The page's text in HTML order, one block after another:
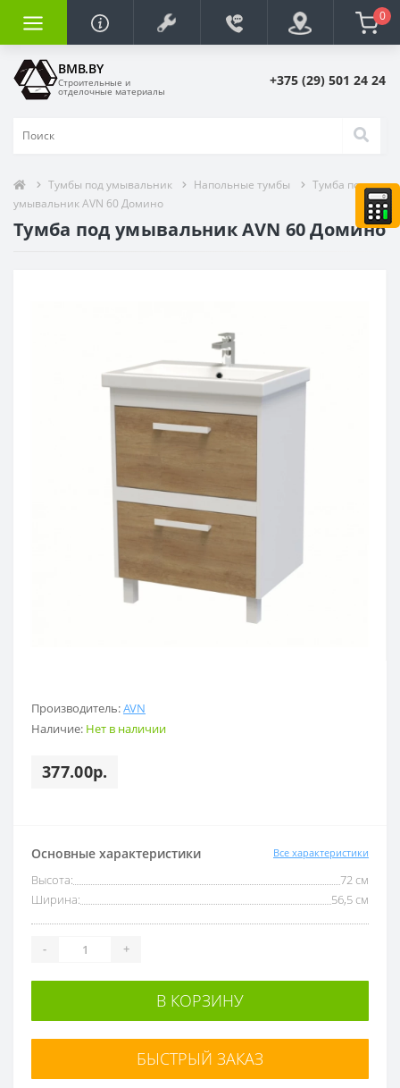
0
BMB.BY
Строительные и
отделочные материалы
+375 (29) 501 24 24
Тумбы под умывальник Напольные тумбы
Тумба под
умывальник AVN 60 Домино
Тумба под умывальник AVN 60 Домино
Производитель:AVN
Наличие: Нет в наличии
377.00р.
Основные характеристики Все характеристики
Высота:
72 см
Ширина:
56,5 см
- +
В КОРЗИНУ
БЫСТРЫЙ ЗАКАЗ